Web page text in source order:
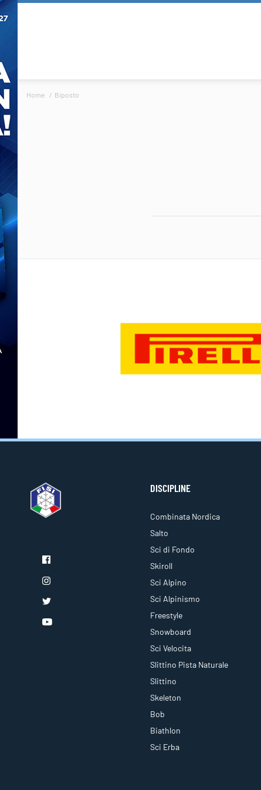
Home Biposto
DISCIPLINE
Combinata Nordica
Salto
Sci di Fondo
Skiroll
Sci Alpino
Sci Alpinismo
Freestyle
Snowboard
Sci Velocita
Slittino Pista Naturale
Slittino
Skeleton
Bob
Biathlon
Sci Erba